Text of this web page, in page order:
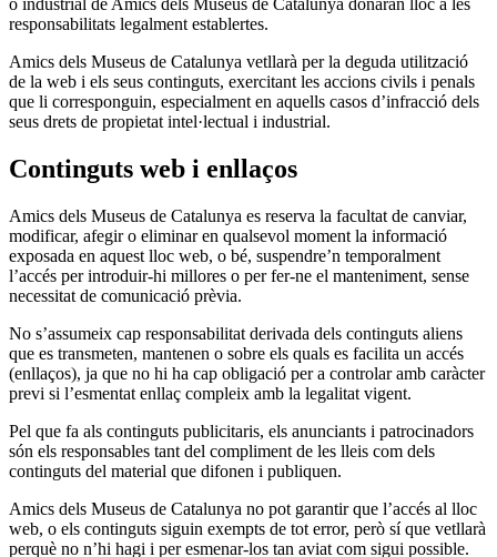
responsabilitats legalment establertes.
Amics dels Museus de Catalunya vetllarà per la deguda utilització
de la web i els seus continguts, exercitant les accions civils i penals
que li corresponguin, especialment en aquells casos d’infracció dels
seus drets de propietat intel·lectual i industrial.
Continguts web i enllaços
Amics dels Museus de Catalunya es reserva la facultat de canviar,
modificar, afegir o eliminar en qualsevol moment la informació
exposada en aquest lloc web, o bé, suspendre’n temporalment
l’accés per introduir-hi millores o per fer-ne el manteniment, sense
necessitat de comunicació prèvia.
No s’assumeix cap responsabilitat derivada dels continguts aliens
que es transmeten, mantenen o sobre els quals es facilita un accés
(enllaços), ja que no hi ha cap obligació per a controlar amb caràcter
previ si l’esmentat enllaç compleix amb la legalitat vigent.
Pel que fa als continguts publicitaris, els anunciants i patrocinadors
són els responsables tant del compliment de les lleis com dels
continguts del material que difonen i publiquen.
Amics dels Museus de Catalunya no pot garantir que l’accés al lloc
web, o els continguts siguin exempts de tot error, però sí que vetllarà
perquè no n’hi hagi i per esmenar-los tan aviat com sigui possible.